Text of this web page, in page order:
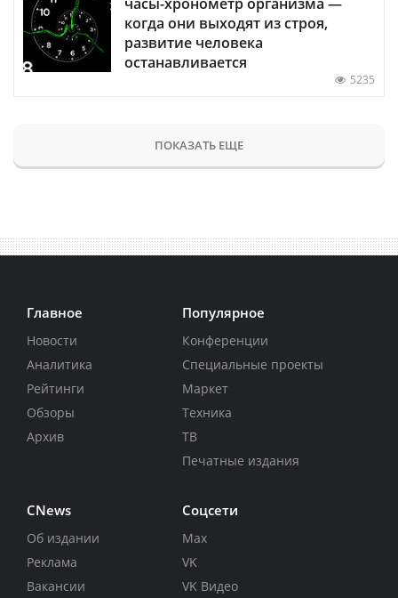
когда они выходят из строя,
развитие человека
останавливается
5235
ПОКАЗАТЬ ЕЩЕ
Главное
Новости
Аналитика
Рейтинги
Обзоры
Архив
Популярное
Конференции
Специальные проекты
Маркет
Техника
ТВ
Печатные издания
CNews
Об издании
Реклама
Вакансии
Соцсети
Max
VK
VK Видео